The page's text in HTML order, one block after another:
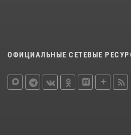
ОФИЦИАЛЬНЫЕ СЕТЕВЫЕ